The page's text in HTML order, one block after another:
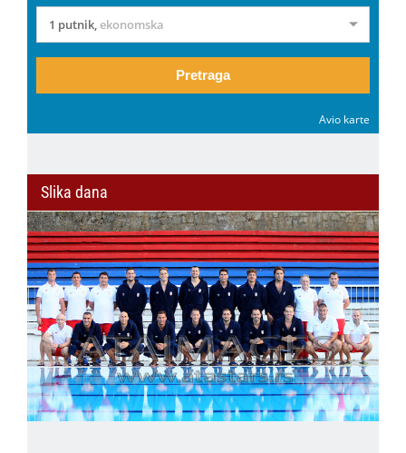
1 putnik ekonomska
Pretraga
Avio karte
Slika dana